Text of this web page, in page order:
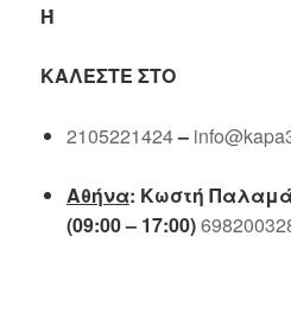
Ή
ΚΑΛΈΣΤΕ ΣΤΟ
2105221424–
Αθήνα: Κωστή
(09:00 – 17:00)